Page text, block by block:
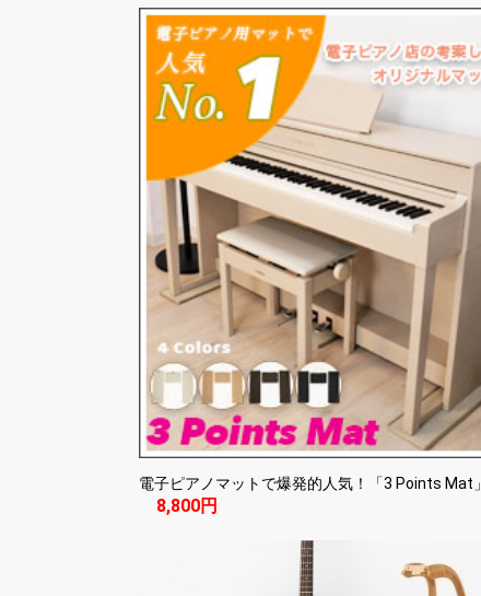
電子ピアノマットで爆発的人気！「3 Points Mat」
8,800円